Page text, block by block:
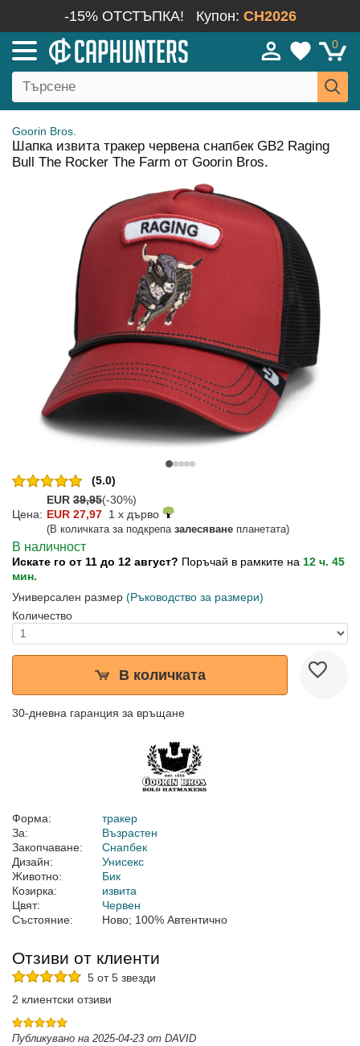
-15% ОТСТЪПКА! Купон: CH2026
0
Goorin Bros.
Шапка извита тракер червена снапбек GB2 Raging
Bull The Rocker The Farm от Goorin Bros.
(5.0)
EUR 39,95(-30%)
Цена: EUR 27,97 1 x дърво
(В количката за подкрепа залесяване планетата)
В наличност
Искате го от 11 до 12 август? Поръчай в рамките на 12 ч. 45
мин.
Универсален размер (Ръководство за размери)
Количество
В количката
30-дневна гаранция за връщане
Форма:
тракер
За:
Възрастен
Закопчаване:
Снапбек
Дизайн:
Унисекс
Животно:
Бик
Козирка:
извита
Цвят:
Червен
Състояние:
Ново; 100% Автентично
Отзиви от клиенти
5 от 5 звезди
2 клиентски отзиви
Публикувано на 2025-04-23 от DAVID